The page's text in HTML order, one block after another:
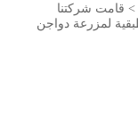
> قامت شركتنا
الطبقية لمزرعة دواجن